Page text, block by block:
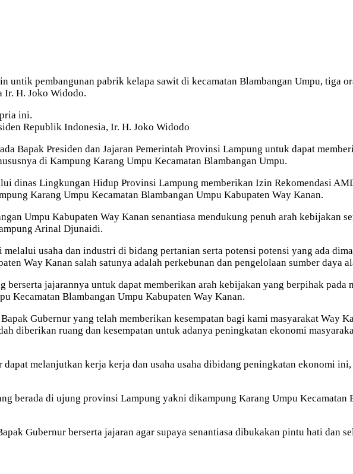
untik pembangunan pabrik kelapa sawit di kecamatan Blambangan Umpu, tiga
Ir. H. Joko Widodo.
ini.
Republik Indonesia, Ir. H. Joko Widodo
Bapak Presiden dan Jajaran Pemerintah Provinsi Lampung untuk dapat
di Kampung Karang Umpu Kecamatan Blambangan Umpu.
dinas Lingkungan Hidup Provinsi Lampung memberikan Izin Rekomendasi
Karang Umpu Kecamatan Blambangan Umpu Kabupaten Way Kanan.
Umpu Kabupaten Way Kanan senantiasa mendukung penuh arah kebijakan
Arinal Djunaidi.
usaha dan industri di bidang pertanian serta potensi potensi yang ada
Way Kanan salah satunya adalah perkebunan dan pengelolaan sumber daya
berserta jajarannya untuk dapat memberikan arah kebijakan yang berpihak pada
Kecamatan Blambangan Umpu Kabupaten Way Kanan.
Gubernur yang telah memberikan kesempatan bagi kami masyarakat Way
diberikan ruang dan kesempatan untuk adanya peningkatan ekonomi
dapat melanjutkan kerja kerja dan usaha usaha dibidang peningkatan ekonomi
berada di ujung provinsi Lampung yakni dikampung Karang Umpu Kecamatan
Gubernur berserta jajaran agar supaya senantiasa dibukakan pintu hati dan